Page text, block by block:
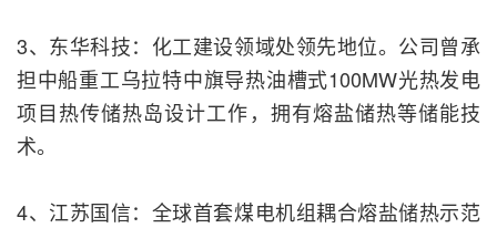
3、东华科技：化工建设领域处领先地位。公司曾承
担中船重工乌拉特中旗导热油槽式100MW光热发电
项目热传储热岛设计工作，拥有熔盐储热等储能技
术。
4、江苏国信：全球首套煤电机组耦合熔盐储热示范